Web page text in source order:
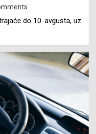
do 10. avgusta, uz